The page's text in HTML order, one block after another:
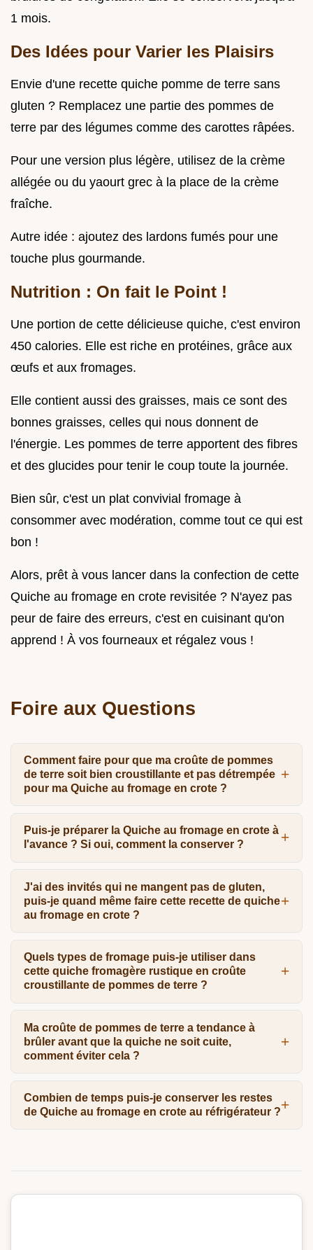
1 mois.
Des Idées pour Varier les Plaisirs
Envie d'une recette quiche pomme de terre sans
gluten ? Remplacez une partie des pommes de
terre par des légumes comme des carottes râpées.
Pour une version plus légère, utilisez de la crème
allégée ou du yaourt grec à la place de la crème
fraîche.
Autre idée : ajoutez des lardons fumés pour une
touche plus gourmande.
Nutrition : On fait le Point !
Une portion de cette délicieuse quiche, c'est environ
450 calories. Elle est riche en protéines, grâce aux
œufs et aux fromages.
Elle contient aussi des graisses, mais ce sont des
bonnes graisses, celles qui nous donnent de
l'énergie. Les pommes de terre apportent des fibres
et des glucides pour tenir le coup toute la journée.
Bien sûr, c'est un plat convivial fromage à
consommer avec modération, comme tout ce qui est
bon !
Alors, prêt à vous lancer dans la confection de cette
Quiche au fromage en crote revisitée ? N'ayez pas
peur de faire des erreurs, c'est en cuisinant qu'on
apprend ! À vos fourneaux et régalez vous !
Foire aux Questions
Comment faire pour que ma croûte de pommes
de terre soit bien croustillante et pas détrempée
pour ma Quiche au fromage en crote ?
Puis-je préparer la Quiche au fromage en crote à
l'avance ? Si oui, comment la conserver ?
J'ai des invités qui ne mangent pas de gluten,
puis-je quand même faire cette recette de quiche
au fromage en crote ?
Quels types de fromage puis-je utiliser dans
cette quiche fromagère rustique en croûte
croustillante de pommes de terre ?
Ma croûte de pommes de terre a tendance à
brûler avant que la quiche ne soit cuite,
comment éviter cela ?
Combien de temps puis-je conserver les restes
de Quiche au fromage en crote au réfrigérateur ?